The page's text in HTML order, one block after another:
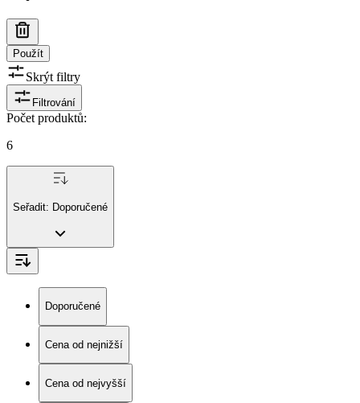
Použít
Skrýt filtry
Filtrování
Počet produktů:
6
Seřadit: Doporučené
Doporučené
Cena od nejnižší
Cena od nejvyšší